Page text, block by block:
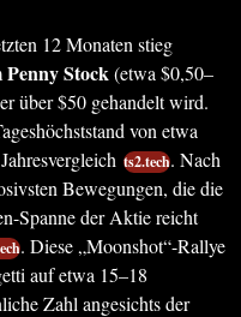
12 Monaten stieg
Penny Stock(etwa $0,50–
über $50 gehandelt wird.
von etwa
ts2.tech. Nach
Bewegungen, die die
Spanne der Aktie reicht
. Diese „Moonshot“-Rallye
auf etwa 15–18
Zahl angesichts der